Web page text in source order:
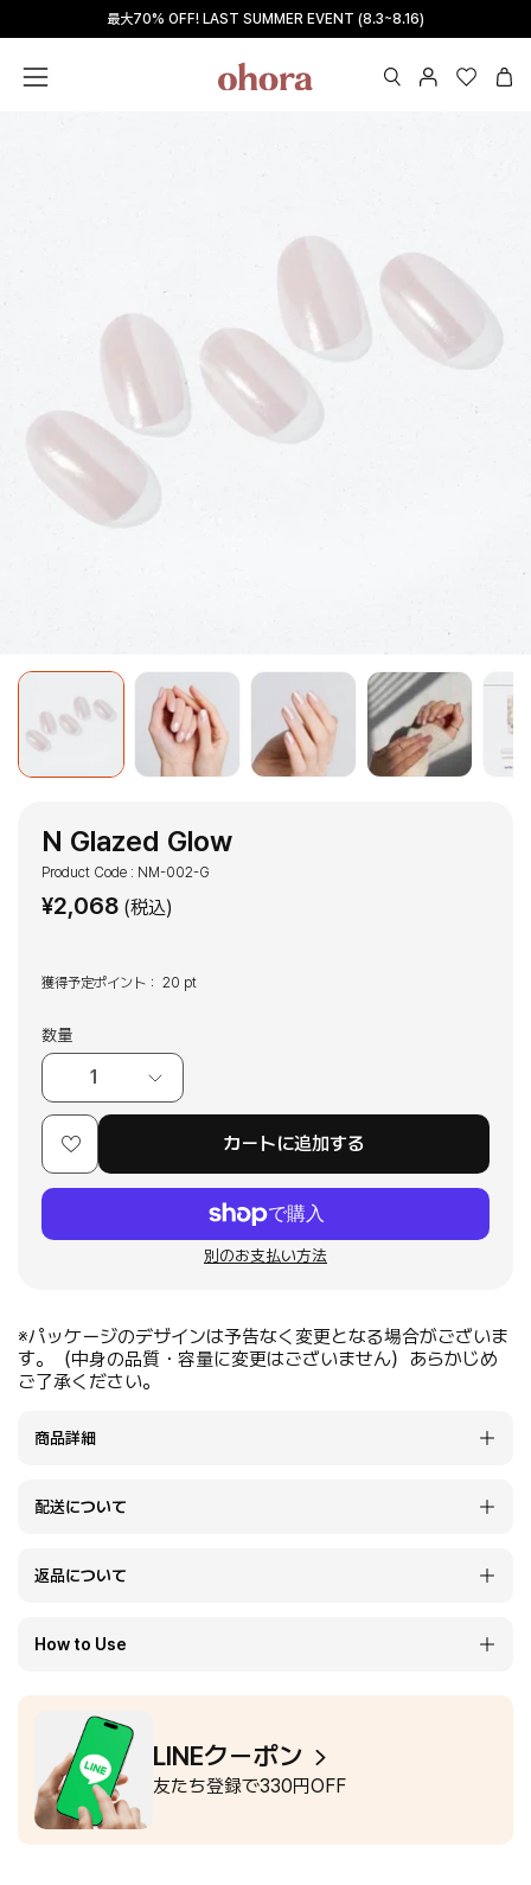
Read
Privacy
to
最大70% OFF! LAST SUMMER EVENT (8.3~8.16)
Open
OPEN
マ
Wishlist
N Glazed Glow
Product Code : NM-002-G
¥2,068 (税込)
獲得予定ポイント： 20 pt
数量
1
カートに追加する
別のお支払い方法
※パッケージのデザインは予告なく変更となる場合がございま
す。（中身の品質・容量に変更はございません）あらかじめ
ご了承ください。
商品詳細
配送について
返品について
How to Use
LINEクーポン
友たち登録で330円OFF